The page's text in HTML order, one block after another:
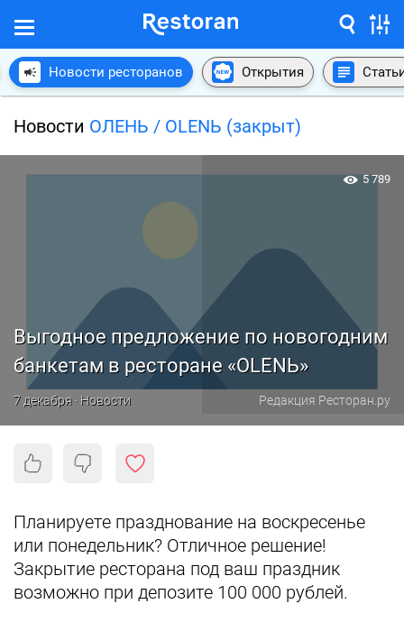
Новости ресторанов Открытия
Новости ОЛЕНЬ / OLENЬ (закрыт)
Выгодное предложение по новогодним
банкетам в ресторане «OLENЬ»
7 декабря · Новости Редакция Ресторан.ру
5 789
Планируете празднование на воскресенье
или понедельник? Отличное решение!
Закрытие ресторана под ваш праздник
возможно при депозите 100 000 рублей.